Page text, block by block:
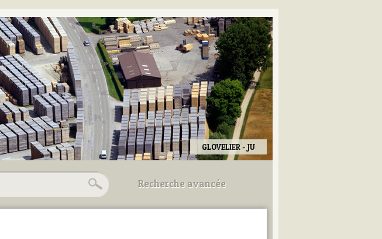
GLOVELIER - JU
Recherche avancée
Utilisez les champs ci-dessous